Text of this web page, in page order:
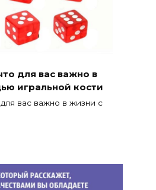
для вас важно в
игральной кости
для вас важно в жизни с